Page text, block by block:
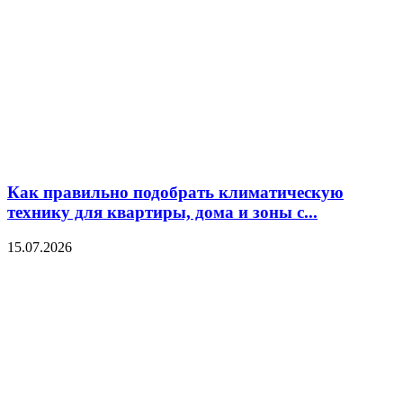
Как правильно подобрать климатическую
технику для квартиры, дома и зоны с...
15.07.2026